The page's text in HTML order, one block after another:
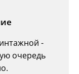
-
очередь